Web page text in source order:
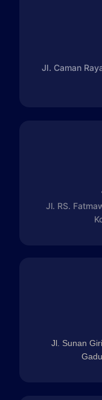
Jl. Caman
Jl. RS.
Jl. Sunan